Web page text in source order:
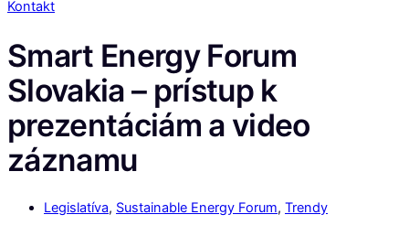
Kontakt
Smart Energy Forum
Slovakia – prístup k
prezentáciám a video
záznamu
Legislatíva, Sustainable Energy Forum, Trendy